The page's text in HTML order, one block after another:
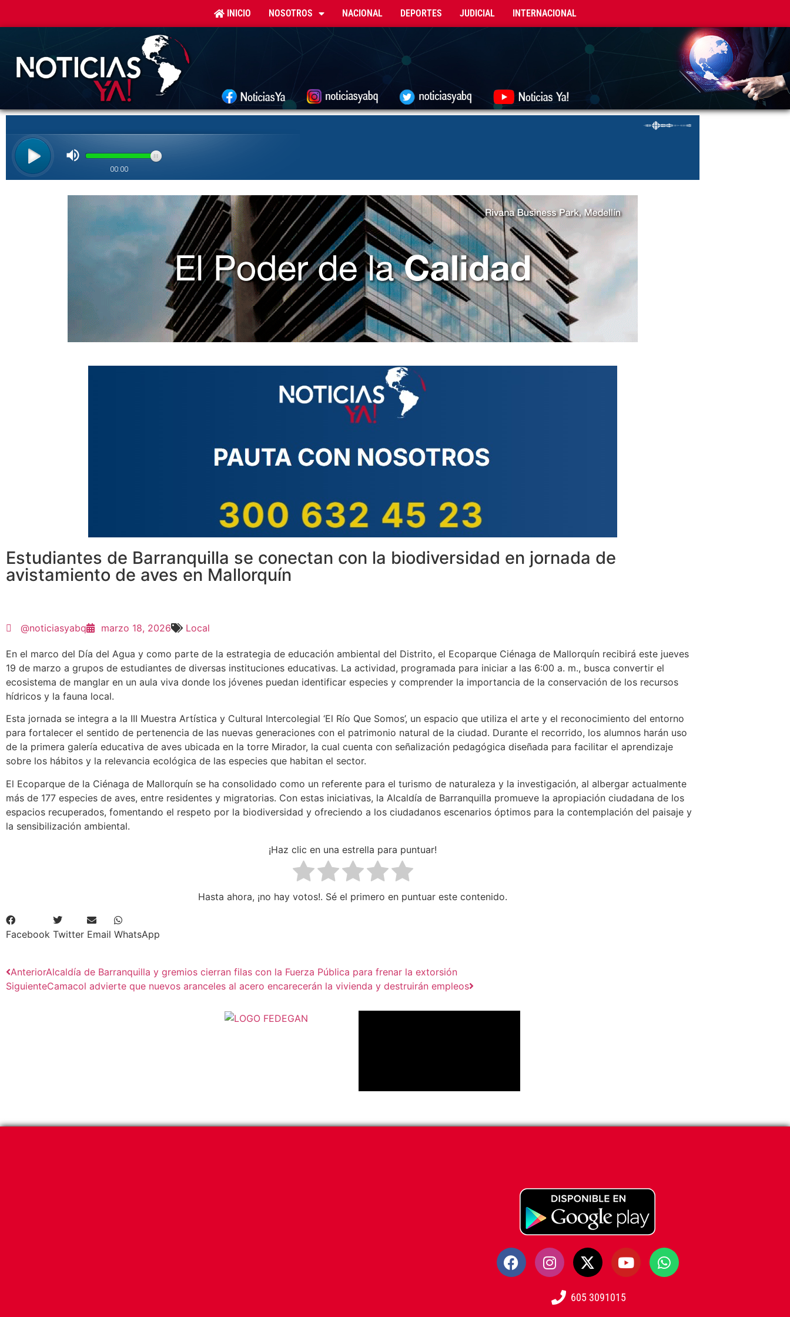
INICIO NOSOTROS NACIONAL DEPORTES JUDICIAL INTERNACIONAL
Estudiantes de Barranquilla se conectan con la biodiversidad en jornada de
avistamiento de aves en Mallorquín
@noticiasyabq marzo 18, 2026 Local
En el marco del Día del Agua y como parte de la estrategia de educación ambiental del Distrito, el Ecoparque Ciénaga de Mallorquín recibirá este jueves
19 de marzo a grupos de estudiantes de diversas instituciones educativas. La actividad, programada para iniciar a las 6:00 a. m., busca convertir el
ecosistema de manglar en un aula viva donde los jóvenes puedan identificar especies y comprender la importancia de la conservación de los recursos
hídricos y la fauna local.
Esta jornada se integra a la III Muestra Artística y Cultural Intercolegial ‘El Río Que Somos’, un espacio que utiliza el arte y el reconocimiento del entorno
para fortalecer el sentido de pertenencia de las nuevas generaciones con el patrimonio natural de la ciudad. Durante el recorrido, los alumnos harán uso
de la primera galería educativa de aves ubicada en la torre Mirador, la cual cuenta con señalización pedagógica diseñada para facilitar el aprendizaje
sobre los hábitos y la relevancia ecológica de las especies que habitan el sector.
El Ecoparque de la Ciénaga de Mallorquín se ha consolidado como un referente para el turismo de naturaleza y la investigación, al albergar actualmente
más de 177 especies de aves, entre residentes y migratorias. Con estas iniciativas, la Alcaldía de Barranquilla promueve la apropiación ciudadana de los
espacios recuperados, fomentando el respeto por la biodiversidad y ofreciendo a los ciudadanos escenarios óptimos para la contemplación del paisaje y
la sensibilización ambiental.
¡Haz clic en una estrella para puntuar!
Hasta ahora, ¡no hay votos!. Sé el primero en puntuar este contenido.
Facebook Twitter Email WhatsApp
AnteriorAlcaldía de Barranquilla y gremios cierran filas con la Fuerza Pública para frenar la extorsión
SiguienteCamacol advierte que nuevos aranceles al acero encarecerán la vivienda y destruirán empleos
605 3091015